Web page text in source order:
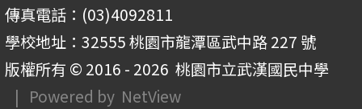
傳真電話：(03)4092811
學校地址：32555 桃園市龍潭區武中路 227 號
版權所有 © 2016 - 2026 桃園市立武漢國民中學
| Powered by NetView